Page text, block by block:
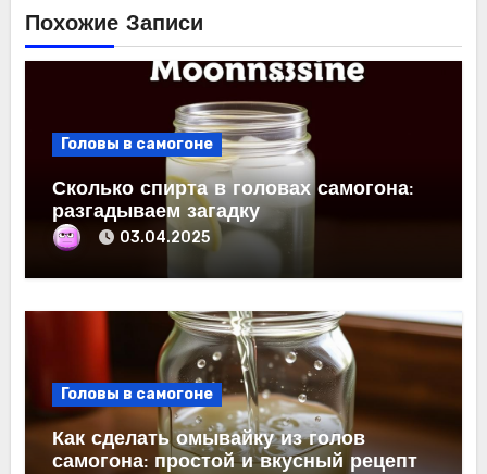
Похожие Записи
Головы в самогоне
Сколько спирта в головах самогона:
разгадываем загадку
03.04.2025
Головы в самогоне
Как сделать омывайку из голов
самогона: простой и вкусный рецепт